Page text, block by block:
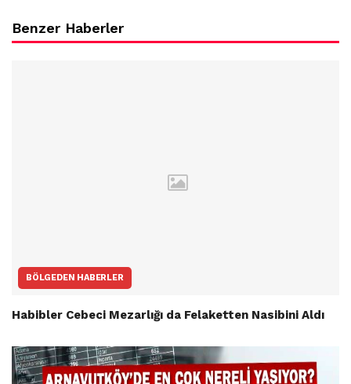
Benzer Haberler
BÖLGEDEN HABERLER
Habibler Cebeci Mezarlığı da Felaketten Nasibini Aldı